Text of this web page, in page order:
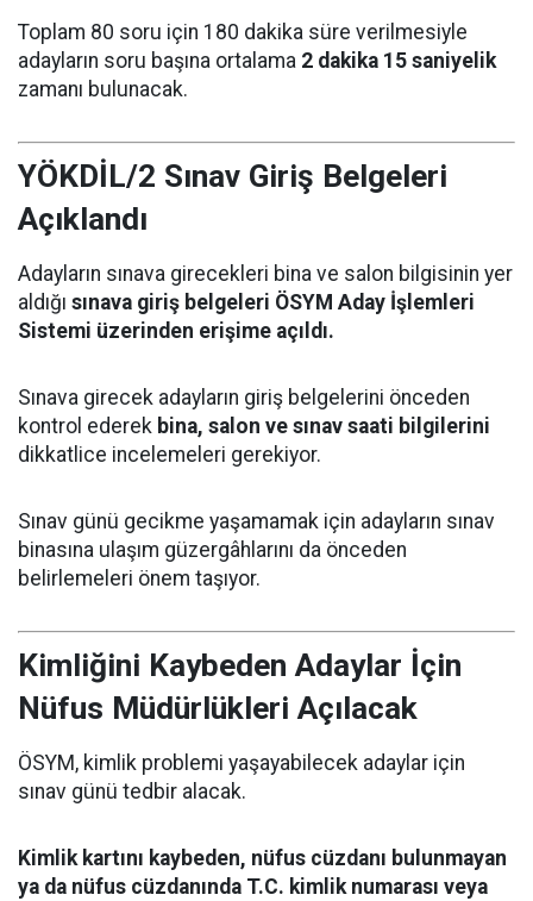
Toplam 80 soru için 180 dakika süre verilmesiyle
adayların soru başına ortalama 2 dakika 15 saniyelik
zamanı bulunacak.
YÖKDİL/2 Sınav Giriş Belgeleri
Açıklandı
Adayların sınava girecekleri bina ve salon bilgisinin yer
aldığı sınava giriş belgeleri ÖSYM Aday İşlemleri
Sistemi üzerinden erişime açıldı.
Sınava girecek adayların giriş belgelerini önceden
kontrol ederek bina, salon ve sınav saati bilgilerini
dikkatlice incelemeleri gerekiyor.
Sınav günü gecikme yaşamamak için adayların sınav
binasına ulaşım güzergâhlarını da önceden
belirlemeleri önem taşıyor.
Kimliğini Kaybeden Adaylar İçin
Nüfus Müdürlükleri Açılacak
ÖSYM, kimlik problemi yaşayabilecek adaylar için
sınav günü tedbir alacak.
Kimlik kartını kaybeden, nüfus cüzdanı bulunmayan
ya da nüfus cüzdanında T.C. kimlik numarası veya